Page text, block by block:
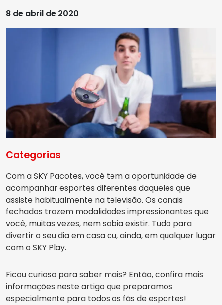
8 de abril de 2020
Categorias
Com a SKY Pacotes, você tem a oportunidade de
acompanhar esportes diferentes daqueles que
assiste habitualmente na televisão. Os canais
fechados trazem modalidades impressionantes que
você, muitas vezes, nem sabia existir. Tudo para
divertir o seu dia em casa ou, ainda, em qualquer lugar
com o SKY Play.
Ficou curioso para saber mais? Então, confira mais
informações neste artigo que preparamos
especialmente para todos os fãs de esportes!